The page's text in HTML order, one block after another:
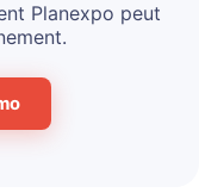
Planexpo peut